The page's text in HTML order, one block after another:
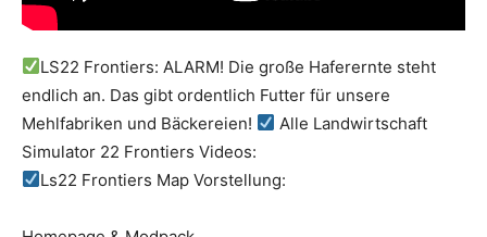
LS22 Frontiers: ALARM! Die große Haferernte steht
endlich an. Das gibt ordentlich Futter für unsere
Mehlfabriken und Bäckereien!
Alle Landwirtschaft
Simulator 22 Frontiers Videos:
Ls22 Frontiers Map Vorstellung: